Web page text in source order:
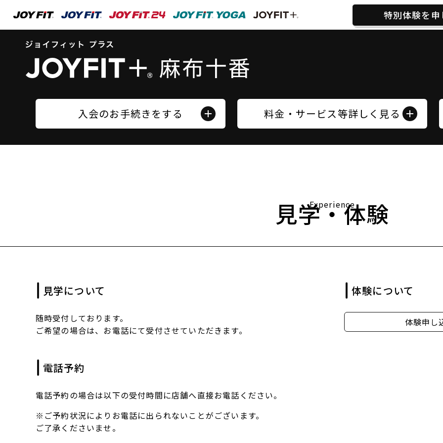
特別体験を申
入会のお手続きをする 料金・サービス等詳しく見る
Experience
見学・体験
見学について
随時受付しております。
ご希望の場合は、お電話にて受付させていただきます。
体験について
体験申し
電話予約
電話予約の場合は以下の受付時間に店舗へ直接お電話ください。
※ご予約状況によりお電話に出られないことがございます。
ご了承くださいませ。